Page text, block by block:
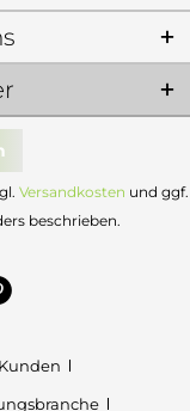
Versandkosten und ggf.
beschrieben.